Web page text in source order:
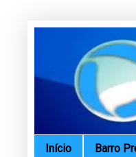
Início Barro